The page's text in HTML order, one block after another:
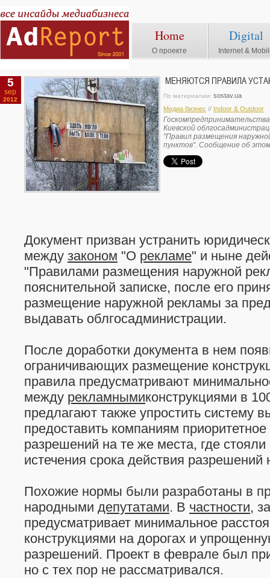
Home
О проекте
Digital
Internet &
5
sep
2012
МЕНЯЮТСЯ ПРАВИЛА
По материалам: sostav.ua
Медиа бизнес // Indoor & Outdoor
Киевской
"Правил размещения
пунктов". Сообщение об
Документ призван устранить
между законом "О рекламе" и ныне
"Правилами размещения наружной
пояснительной записке, после его
размещение наружной рекламы за
выдавать облгосадминистрации.
После доработки документа в нем
ограничивающих размещение
правила предусматривают
между рекламнымиконструкциями в
предлагают также упростить систему
предоставить компаниям
разрешений на те же места, где стояли
истечения срока действия разрешений
Похожие нормы были разработаны в
народными депутатами. В частности,
предусматривает минимальное
конструкциями на дорогах и
разрешений. Проект в феврале был
но с тех пор не рассматривался.